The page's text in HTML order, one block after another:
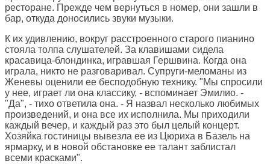
ресторане. Прежде чем вернуться в номер, они зашли в
бар, откуда доносились звуки музыки.
К их удивлению, вокруг расстроенного старого пианино
стояла толпа слушателей. За клавишами сидела
красавица-блондинка, игравшая Гершвина. Когда она
играла, никто не разговаривал. Супруги-меломаны из
Женевы оценили ее бесподобную технику. "Мы спросили
у нее, играет ли она классику, - вспоминает Эмилио. -
"Да", - тихо ответила она. - Я назвал несколько любимых
произведений, и она все их исполнила. Мы приходили
каждый вечер, и каждый раз это был целый концерт.
Хозяйка гостиницы вывезла ее из Цюриха в Базель на
ярмарку, и в новой обстановке ее талант заблистал
всеми красками".